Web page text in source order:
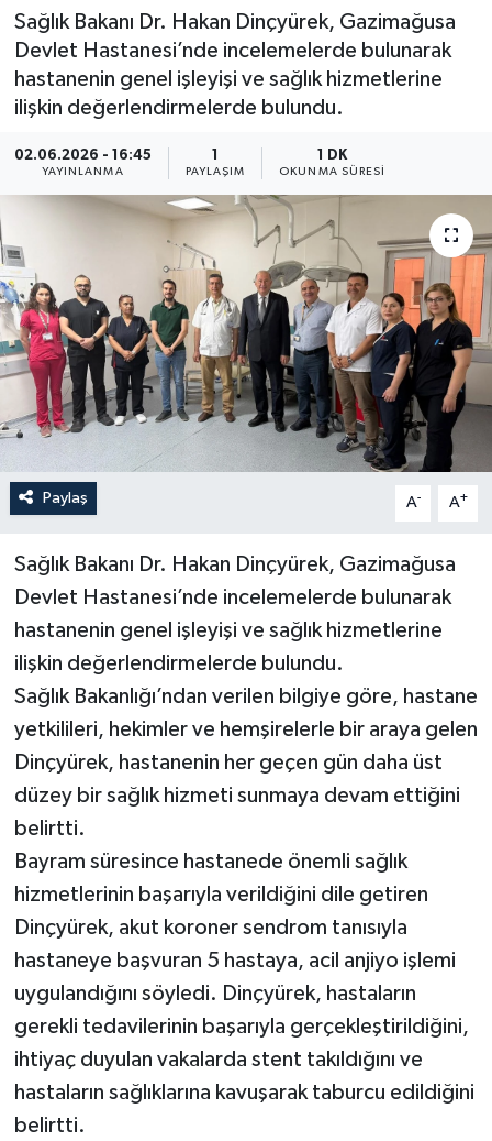
Sağlık Bakanı Dr. Hakan Dinçyürek, Gazimağusa
Devlet Hastanesi’nde incelemelerde bulunarak
hastanenin genel işleyişi ve sağlık hizmetlerine
ilişkin değerlendirmelerde bulundu.
02.06.2026 - 16:45
YAYINLANMA
1
PAYLAŞIM
1 DK
OKUNMA SÜRESI
Paylaş A- A+
Sağlık Bakanı Dr. Hakan Dinçyürek, Gazimağusa
Devlet Hastanesi’nde incelemelerde bulunarak
hastanenin genel işleyişi ve sağlık hizmetlerine
ilişkin değerlendirmelerde bulundu.
Sağlık Bakanlığı’ndan verilen bilgiye göre, hastane
yetkilileri, hekimler ve hemşirelerle bir araya gelen
Dinçyürek, hastanenin her geçen gün daha üst
düzey bir sağlık hizmeti sunmaya devam ettiğini
belirtti.
Bayram süresince hastanede önemli sağlık
hizmetlerinin başarıyla verildiğini dile getiren
Dinçyürek, akut koroner sendrom tanısıyla
hastaneye başvuran 5 hastaya, acil anjiyo işlemi
uygulandığını söyledi. Dinçyürek, hastaların
gerekli tedavilerinin başarıyla gerçekleştirildiğini,
ihtiyaç duyulan vakalarda stent takıldığını ve
hastaların sağlıklarına kavuşarak taburcu edildiğini
belirtti.